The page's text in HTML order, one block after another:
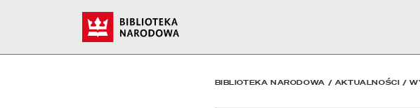
Wydawanie nowych kart
BIBLIOTEKA NARODOWA / AKTUALNOŚCI /